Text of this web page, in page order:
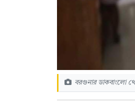
বরগুনার ডাকবাংলো